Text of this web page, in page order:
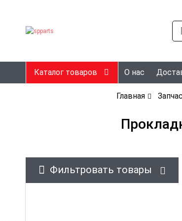
Каталог товаров О нас
Главная
Фильтровать товары